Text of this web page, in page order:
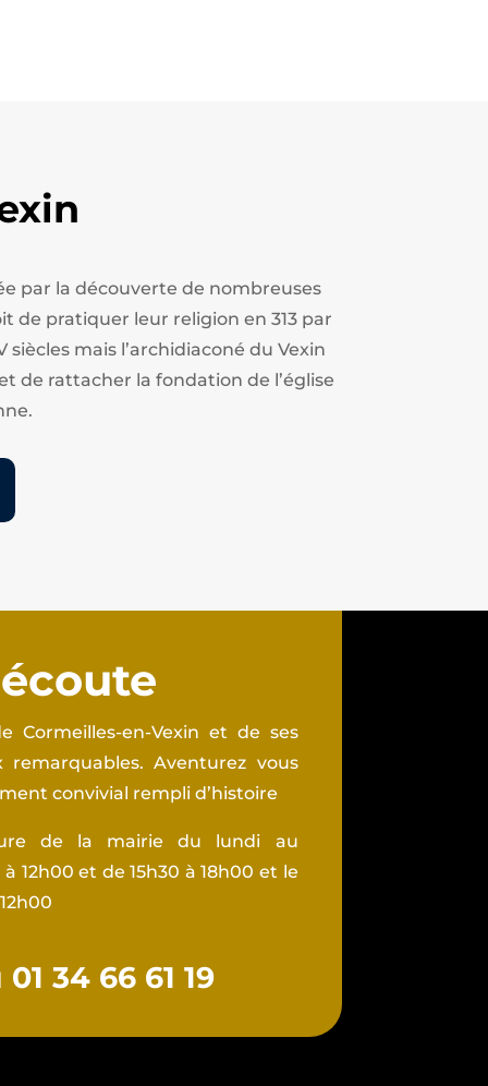
par la découverte de nombreuses
de pratiquer leur religion en 313 par
mais l’archidiaconé du Vexin
de rattacher la fondation de l’église
Cormeilles-en-Vexin et de ses
remarquables. Aventurez vous
convivial rempli d’histoire
de la mairie du lundi au
12h00 et de 15h30 à 18h00 et le
34 66 61 19